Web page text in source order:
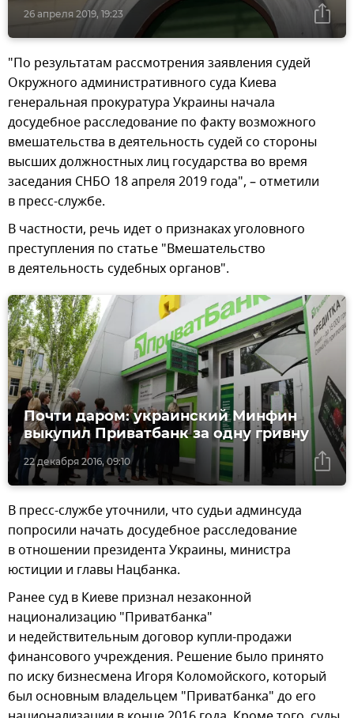
26 апреля 2019, 19:23
"По результатам рассмотрения заявления судей
Окружного административного суда Киева
генеральная прокуратура Украины начала
досудебное расследование по факту возможного
вмешательства в деятельность судей со стороны
высших должностных лиц государства во время
заседания СНБО 18 апреля 2019 года", – отметили
в пресс-службе.
В частности, речь идет о признаках уголовного
преступления по статье "Вмешательство
в деятельность судебных органов".
22 декабря 2016, 09:10
Почти даром: украинский Минфин
выкупил Приватбанк за одну гривну
В пресс-службе уточнили, что судьи админсуда
попросили начать досудебное расследование
в отношении президента Украины, министра
юстиции и главы Нацбанка.
Ранее суд в Киеве признал незаконной
национализацию "Приватбанка"
и недействительным договор купли-продажи
финансового учреждения. Решение было принято
по иску бизнесмена Игоря Коломойского, который
был основным владельцем "Приватбанка" до его